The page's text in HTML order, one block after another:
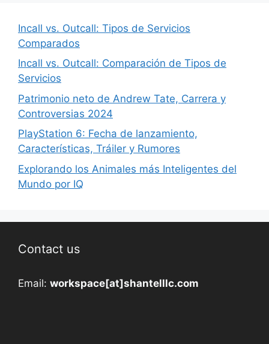
Incall vs. Outcall: Tipos de Servicios
Comparados
Incall vs. Outcall: Comparación de Tipos de
Servicios
Patrimonio neto de Andrew Tate, Carrera y
Controversias 2024
PlayStation 6: Fecha de lanzamiento,
Características, Tráiler y Rumores
Explorando los Animales más Inteligentes del
Mundo por IQ
Contact us
Email: workspace[at]shantelllc.com